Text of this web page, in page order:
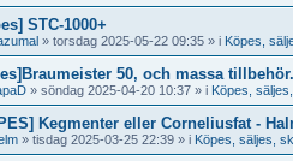
STC-1000+
» torsdag 2025-05-22 09:35 » i Köpes,
50, och massa tillbehör.
» söndag 2025-04-20 10:37 » i Köpes,
Kegmenter eller Corneliusfat -
» tisdag 2025-03-25 22:39 » i Köpes, säljes,